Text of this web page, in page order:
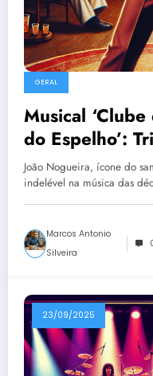
GERAL
Musical
do Espelho’:
em 2026
João Nogueira, ícone do
indelével na música das
Marcos Antonio
Silveira
23/09/2025